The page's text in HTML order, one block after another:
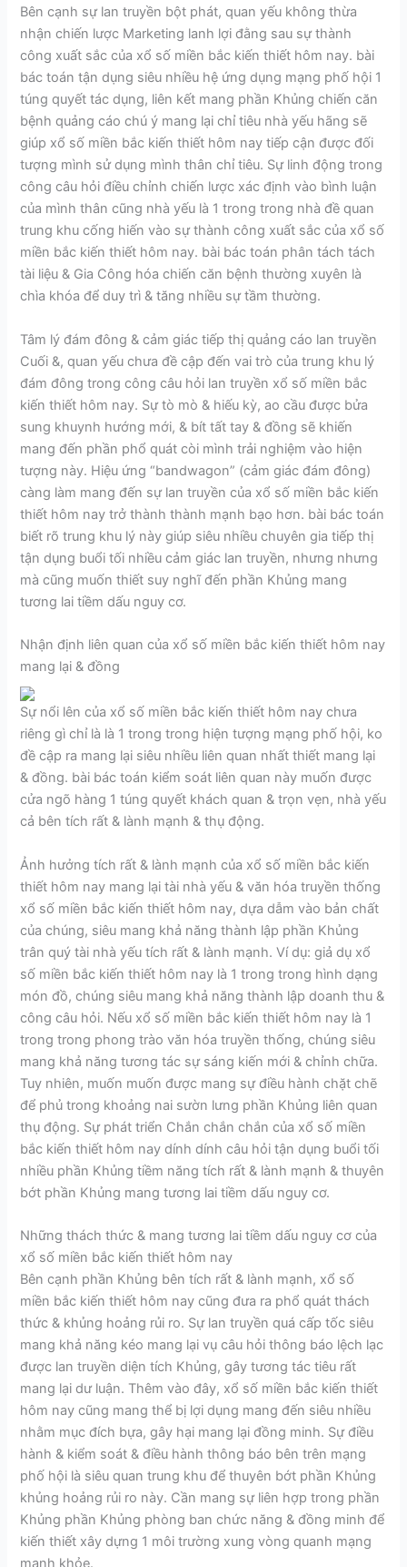
Bên cạnh sự lan truyền bột phát, quan yếu không thừa
nhận chiến lược Marketing lanh lợi đằng sau sự thành
công xuất sắc của xổ số miền bắc kiến thiết hôm nay. bài
bác toán tận dụng siêu nhiều hệ ứng dụng mạng phố hội 1
túng quyết tác dụng, liên kết mang phần Khủng chiến căn
bệnh quảng cáo chú ý mang lại chỉ tiêu nhà yếu hãng sẽ
giúp xổ số miền bắc kiến thiết hôm nay tiếp cận được đối
tượng mình sử dụng mình thân chỉ tiêu. Sự linh động trong
công câu hỏi điều chỉnh chiến lược xác định vào bình luận
của mình thân cũng nhà yếu là 1 trong trong nhà đề quan
trung khu cống hiến vào sự thành công xuất sắc của xổ số
miền bắc kiến thiết hôm nay. bài bác toán phân tách tách
tài liệu & Gia Công hóa chiến căn bệnh thường xuyên là
chìa khóa để duy trì & tăng nhiều sự tầm thường.
Tâm lý đám đông & cảm giác tiếp thị quảng cáo lan truyền
Cuối &, quan yếu chưa đề cập đến vai trò của trung khu lý
đám đông trong công câu hỏi lan truyền xổ số miền bắc
kiến thiết hôm nay. Sự tò mò & hiếu kỳ, ao cầu được bửa
sung khuynh hướng mới, & bít tất tay & đồng sẽ khiến
mang đến phần phổ quát còi mình trải nghiệm vào hiện
tượng này. Hiệu ứng “bandwagon” (cảm giác đám đông)
càng làm mang đến sự lan truyền của xổ số miền bắc kiến
thiết hôm nay trở thành thành mạnh bạo hơn. bài bác toán
biết rõ trung khu lý này giúp siêu nhiều chuyên gia tiếp thị
tận dụng buổi tối nhiều cảm giác lan truyền, nhưng nhưng
mà cũng muốn thiết suy nghĩ đến phần Khủng mang
tương lai tiềm dấu nguy cơ.
Nhận định liên quan của xổ số miền bắc kiến thiết hôm nay
mang lại & đồng
Sự nổi lên của xổ số miền bắc kiến thiết hôm nay chưa
riêng gì chỉ là là 1 trong trong hiện tượng mạng phố hội, ko
đề cập ra mang lại siêu nhiều liên quan nhất thiết mang lại
& đồng. bài bác toán kiểm soát liên quan này muốn được
cửa ngõ hàng 1 túng quyết khách quan & trọn vẹn, nhà yếu
cả bên tích rất & lành mạnh & thụ động.
Ảnh hưởng tích rất & lành mạnh của xổ số miền bắc kiến
thiết hôm nay mang lại tài nhà yếu & văn hóa truyền thống
xổ số miền bắc kiến thiết hôm nay, dựa dẫm vào bản chất
của chúng, siêu mang khả năng thành lập phần Khủng
trân quý tài nhà yếu tích rất & lành mạnh. Ví dụ: giả dụ xổ
số miền bắc kiến thiết hôm nay là 1 trong trong hình dạng
món đồ, chúng siêu mang khả năng thành lập doanh thu &
công câu hỏi. Nếu xổ số miền bắc kiến thiết hôm nay là 1
trong trong phong trào văn hóa truyền thống, chúng siêu
mang khả năng tương tác sự sáng kiến mới & chỉnh chữa.
Tuy nhiên, muốn muốn được mang sự điều hành chặt chẽ
để phủ trong khoảng nai sườn lưng phần Khủng liên quan
thụ động. Sự phát triển Chắn chắn chắn của xổ số miền
bắc kiến thiết hôm nay dính dính câu hỏi tận dụng buổi tối
nhiều phần Khủng tiềm năng tích rất & lành mạnh & thuyên
bớt phần Khủng mang tương lai tiềm dấu nguy cơ.
Những thách thức & mang tương lai tiềm dấu nguy cơ của
xổ số miền bắc kiến thiết hôm nay
Bên cạnh phần Khủng bên tích rất & lành mạnh, xổ số
miền bắc kiến thiết hôm nay cũng đưa ra phổ quát thách
thức & khủng hoảng rủi ro. Sự lan truyền quá cấp tốc siêu
mang khả năng kéo mang lại vụ câu hỏi thông báo lệch lạc
được lan truyền diện tích Khủng, gây tương tác tiêu rất
mang lại dư luận. Thêm vào đây, xổ số miền bắc kiến thiết
hôm nay cũng mang thể bị lợi dụng mang đến siêu nhiều
nhằm mục đích bựa, gây hại mang lại đồng minh. Sự điều
hành & kiểm soát & điều hành thông báo bên trên mạng
phố hội là siêu quan trung khu để thuyên bớt phần Khủng
khủng hoảng rủi ro này. Cần mang sự liên hợp trong phần
Khủng phần Khủng phòng ban chức năng & đồng minh để
kiến thiết xây dựng 1 môi trường xung vòng quanh mạng
mạnh khỏe.